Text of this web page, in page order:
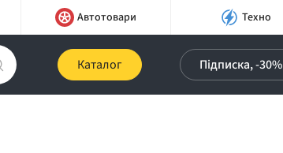
Автотовари Техно
Каталог Підписка, -30%